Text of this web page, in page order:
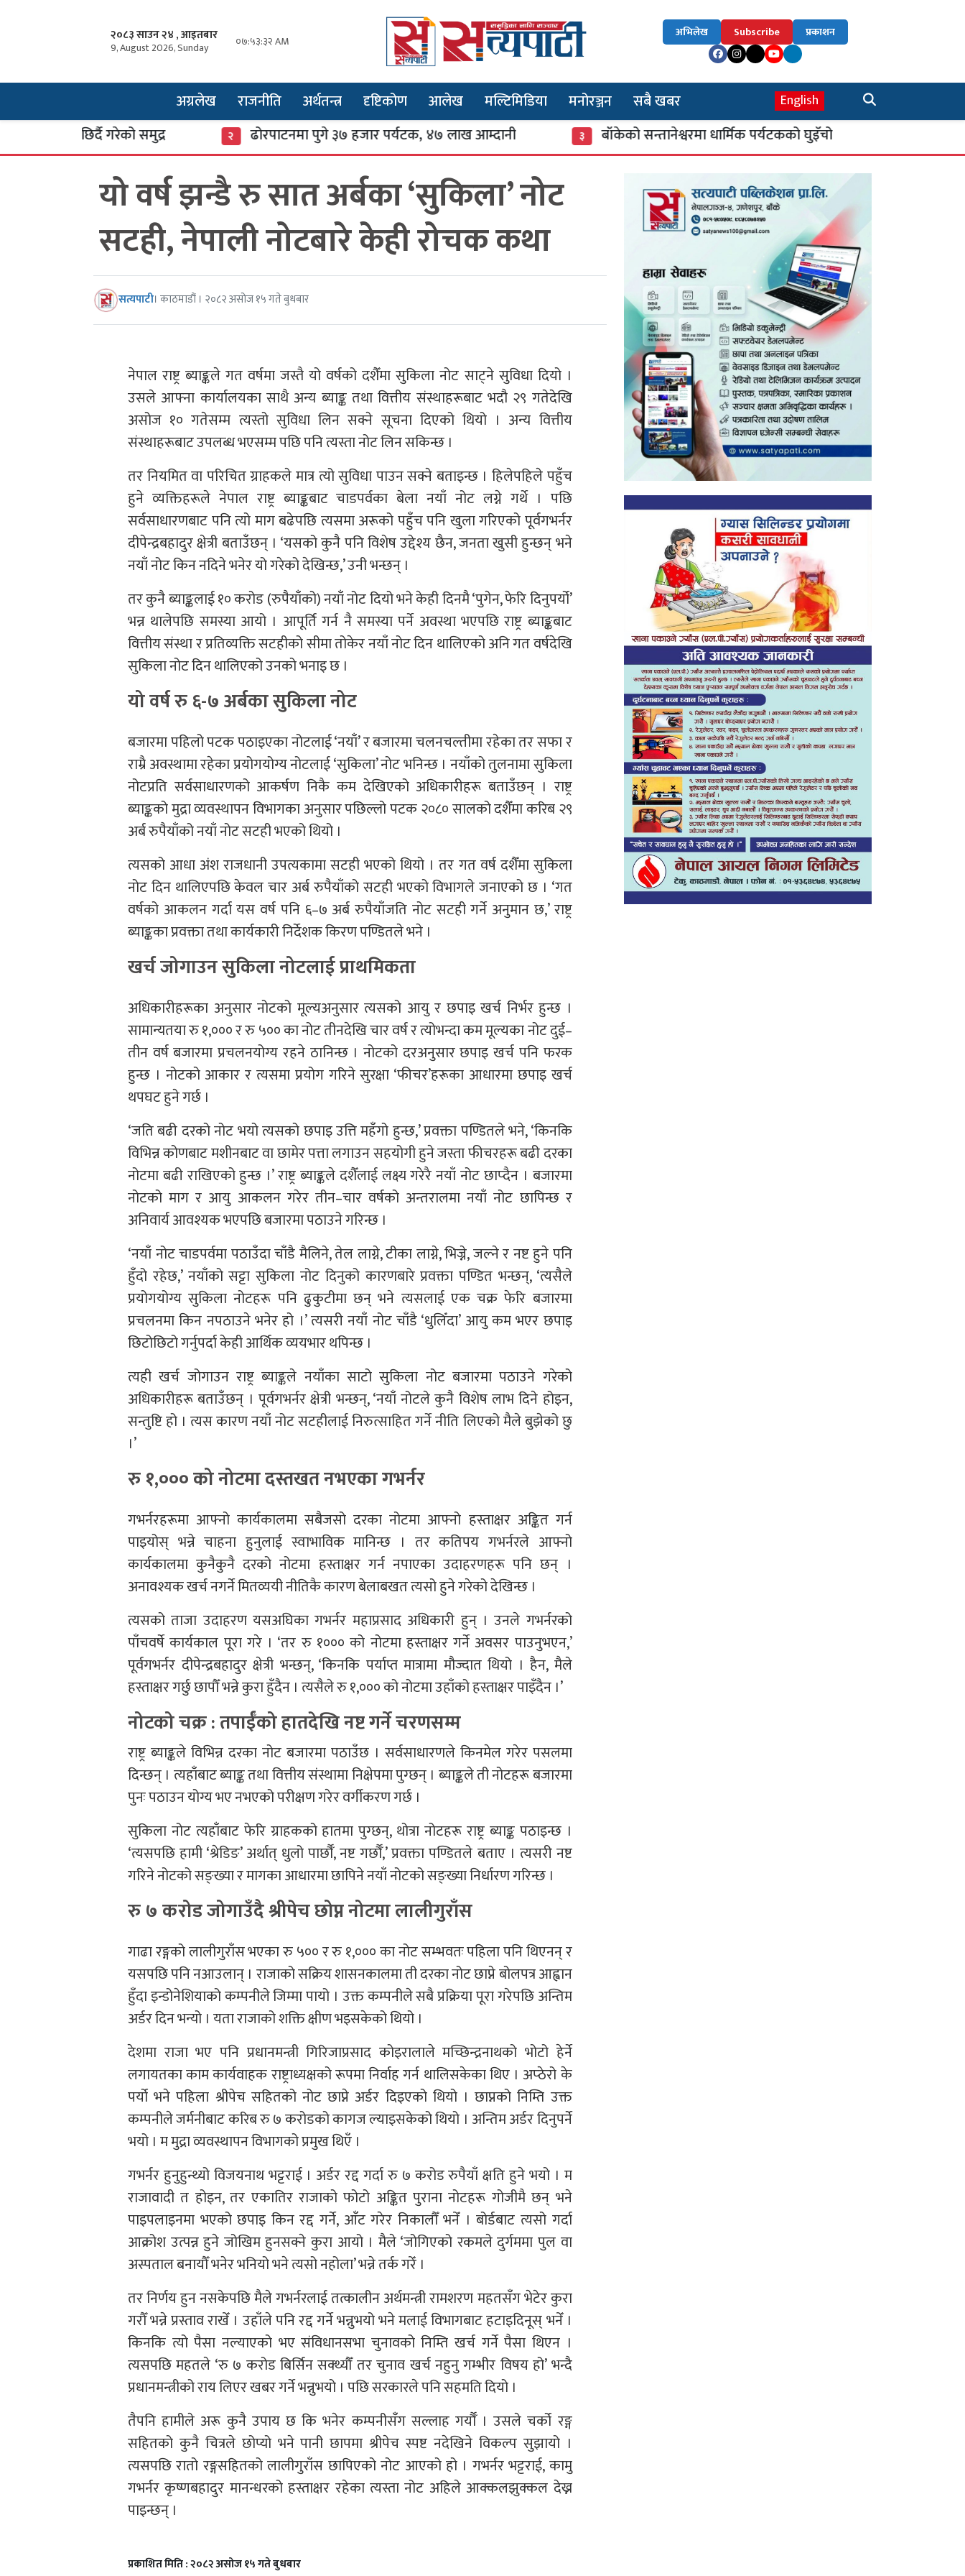
२०८३ साउन २४ , आइतबार
9, August 2026, Sunday ०७:५३:३३ AM
अभिलेख Subscribe प्रकाशन
अग्रलेख राजनीति अर्थतन्त्र दृष्टिकोण आलेख मल्टिमिडिया मनोरञ्जन सबै खबर English
छिर्दै गरेको समुद्र ढोरपाटनमा पुगे ३७ हजार पर्यटक, ४७ लाख आम्दानी बाँकेको सन्तानेश्वरमा धार्मिक पर्यटकको घुइँचो
यो वर्ष झन्डै रु सात अर्बका ‘सुकिला’ नोट
सटही, नेपाली नोटबारे केही रोचक कथा
सत्यपाटी। काठमाडौं । २०८२ असोज १५ गते बुधबार
नेपाल राष्ट्र ब्याङ्कले गत वर्षमा जस्तै यो वर्षको दशैँमा सुकिला नोट साट्ने सुविधा दियो ।
उसले आफ्ना कार्यालयका साथै अन्य ब्याङ्क तथा वित्तीय संस्थाहरूबाट भदौ २९ गतेदेखि
असोज १० गतेसम्म त्यस्तो सुविधा लिन सक्ने सूचना दिएको थियो । अन्य वित्तीय
संस्थाहरूबाट उपलब्ध भएसम्म पछि पनि त्यस्ता नोट लिन सकिन्छ ।
तर नियमित वा परिचित ग्राहकले मात्र त्यो सुविधा पाउन सक्ने बताइन्छ । हिलेपहिले पहुँच
हुने व्यक्तिहरूले नेपाल राष्ट्र ब्याङ्कबाट चाडपर्वका बेला नयाँ नोट लग्ने गर्थे । पछि
सर्वसाधारणबाट पनि त्यो माग बढेपछि त्यसमा अरूको पहुँच पनि खुला गरिएको पूर्वगभर्नर
दीपेन्द्रबहादुर क्षेत्री बताउँछन् । ‘यसको कुनै पनि विशेष उद्देश्य छैन, जनता खुसी हुन्छन् भने
नयाँ नोट किन नदिने भनेर यो गरेको देखिन्छ,’ उनी भन्छन् ।
तर कुनै ब्याङ्कलाई १० करोड (रुपैयाँको) नयाँ नोट दियो भने केही दिनमै ‘पुगेन, फेरि दिनुपर्यो’
भन्न थालेपछि समस्या आयो । आपूर्ति गर्न नै समस्या पर्ने अवस्था भएपछि राष्ट्र ब्याङ्कबाट
वित्तीय संस्था र प्रतिव्यक्ति सटहीको सीमा तोकेर नयाँ नोट दिन थालिएको अनि गत वर्षदेखि
सुकिला नोट दिन थालिएको उनको भनाइ छ ।
यो वर्ष रु ६-७ अर्बका सुकिला नोट
बजारमा पहिलो पटक पठाइएका नोटलाई ‘नयाँ’ र बजारमा चलनचल्तीमा रहेका तर सफा र
राम्रै अवस्थामा रहेका प्रयोगयोग्य नोटलाई ‘सुकिला’ नोट भनिन्छ । नयाँको तुलनामा सुकिला
नोटप्रति सर्वसाधारणको आकर्षण निकै कम देखिएको अधिकारीहरू बताउँछन् । राष्ट्र
ब्याङ्कको मुद्रा व्यवस्थापन विभागका अनुसार पछिल्लो पटक २०८० सालको दशैँमा करिब २९
अर्ब रुपैयाँको नयाँ नोट सटही भएको थियो ।
त्यसको आधा अंश राजधानी उपत्यकामा सटही भएको थियो । तर गत वर्ष दशैँमा सुकिला
नोट दिन थालिएपछि केवल चार अर्ब रुपैयाँको सटही भएको विभागले जनाएको छ । ‘गत
वर्षको आकलन गर्दा यस वर्ष पनि ६–७ अर्ब रुपैयाँजति नोट सटही गर्ने अनुमान छ,’ राष्ट्र
ब्याङ्कका प्रवक्ता तथा कार्यकारी निर्देशक किरण पण्डितले भने ।
खर्च जोगाउन सुकिला नोटलाई प्राथमिकता
अधिकारीहरूका अनुसार नोटको मूल्यअनुसार त्यसको आयु र छपाइ खर्च निर्भर हुन्छ ।
सामान्यतया रु १,००० र रु ५०० का नोट तीनदेखि चार वर्ष र त्योभन्दा कम मूल्यका नोट दुई–
तीन वर्ष बजारमा प्रचलनयोग्य रहने ठानिन्छ । नोटको दरअनुसार छपाइ खर्च पनि फरक
हुन्छ । नोटको आकार र त्यसमा प्रयोग गरिने सुरक्षा ‘फीचर’हरूका आधारमा छपाइ खर्च
थपघट हुने गर्छ ।
‘जति बढी दरको नोट भयो त्यसको छपाइ उत्ति महँगो हुन्छ,’ प्रवक्ता पण्डितले भने, ‘किनकि
विभिन्न कोणबाट मशीनबाट वा छामेर पत्ता लगाउन सहयोगी हुने जस्ता फीचरहरू बढी दरका
नोटमा बढी राखिएको हुन्छ ।’ राष्ट्र ब्याङ्कले दशैँलाई लक्ष्य गरेरै नयाँ नोट छाप्दैन । बजारमा
नोटको माग र आयु आकलन गरेर तीन–चार वर्षको अन्तरालमा नयाँ नोट छापिन्छ र
अनिवार्य आवश्यक भएपछि बजारमा पठाउने गरिन्छ ।
‘नयाँ नोट चाडपर्वमा पठाउँदा चाँडै मैलिने, तेल लाग्ने, टीका लाग्ने, भिज्ने, जल्ने र नष्ट हुने पनि
हुँदो रहेछ,’ नयाँको सट्टा सुकिला नोट दिनुको कारणबारे प्रवक्ता पण्डित भन्छन्, ‘त्यसैले
प्रयोगयोग्य सुकिला नोटहरू पनि ढुकुटीमा छन् भने त्यसलाई एक चक्र फेरि बजारमा
प्रचलनमा किन नपठाउने भनेर हो ।’ त्यसरी नयाँ नोट चाँडै ‘धुलिँदा’ आयु कम भएर छपाइ
छिटोछिटो गर्नुपर्दा केही आर्थिक व्ययभार थपिन्छ ।
त्यही खर्च जोगाउन राष्ट्र ब्याङ्कले नयाँका साटो सुकिला नोट बजारमा पठाउने गरेको
अधिकारीहरू बताउँछन् । पूर्वगभर्नर क्षेत्री भन्छन्, ‘नयाँ नोटले कुनै विशेष लाभ दिने होइन,
सन्तुष्टि हो । त्यस कारण नयाँ नोट सटहीलाई निरुत्साहित गर्ने नीति लिएको मैले बुझेको छु
।’
रु १,००० को नोटमा दस्तखत नभएका गभर्नर
गभर्नरहरूमा आफ्नो कार्यकालमा सबैजसो दरका नोटमा आफ्नो हस्ताक्षर अङ्कित गर्न
पाइयोस् भन्ने चाहना हुनुलाई स्वाभाविक मानिन्छ । तर कतिपय गभर्नरले आफ्नो
कार्यकालमा कुनैकुनै दरको नोटमा हस्ताक्षर गर्न नपाएका उदाहरणहरू पनि छन् ।
अनावश्यक खर्च नगर्ने मितव्ययी नीतिकै कारण बेलाबखत त्यसो हुने गरेको देखिन्छ ।
त्यसको ताजा उदाहरण यसअघिका गभर्नर महाप्रसाद अधिकारी हुन् । उनले गभर्नरको
पाँचवर्षे कार्यकाल पूरा गरे । ‘तर रु १००० को नोटमा हस्ताक्षर गर्ने अवसर पाउनुभएन,’
पूर्वगभर्नर दीपेन्द्रबहादुर क्षेत्री भन्छन्, ‘किनकि पर्याप्त मात्रामा मौज्दात थियो । हैन, मैले
हस्ताक्षर गर्छु छापौँ भन्ने कुरा हुँदैन । त्यसैले रु १,००० को नोटमा उहाँको हस्ताक्षर पाइँदैन ।’
नोटको चक्र : तपाईँको हातदेखि नष्ट गर्ने चरणसम्म
राष्ट्र ब्याङ्कले विभिन्न दरका नोट बजारमा पठाउँछ । सर्वसाधारणले किनमेल गरेर पसलमा
दिन्छन् । त्यहाँबाट ब्याङ्क तथा वित्तीय संस्थामा निक्षेपमा पुग्छन् । ब्याङ्कले ती नोटहरू बजारमा
पुनः पठाउन योग्य भए नभएको परीक्षण गरेर वर्गीकरण गर्छ ।
सुकिला नोट त्यहाँबाट फेरि ग्राहकको हातमा पुग्छन्, थोत्रा नोटहरू राष्ट्र ब्याङ्क पठाइन्छ ।
‘त्यसपछि हामी ‘श्रेडिङ’ अर्थात् धुलो पार्छौँ, नष्ट गर्छौँ,’ प्रवक्ता पण्डितले बताए । त्यसरी नष्ट
गरिने नोटको सङ्ख्या र मागका आधारमा छापिने नयाँ नोटको सङ्ख्या निर्धारण गरिन्छ ।
रु ७ करोड जोगाउँदै श्रीपेच छोप्न नोटमा लालीगुराँस
गाढा रङ्गको लालीगुराँस भएका रु ५०० र रु १,००० का नोट सम्भवतः पहिला पनि थिएनन् र
यसपछि पनि नआउलान् । राजाको सक्रिय शासनकालमा ती दरका नोट छाप्ने बोलपत्र आह्वान
हुँदा इन्डोनेशियाको कम्पनीले जिम्मा पायो । उक्त कम्पनीले सबै प्रक्रिया पूरा गरेपछि अन्तिम
अर्डर दिन भन्यो । यता राजाको शक्ति क्षीण भइसकेको थियो ।
देशमा राजा भए पनि प्रधानमन्त्री गिरिजाप्रसाद कोइरालाले मच्छिन्द्रनाथको भोटो हेर्ने
लगायतका काम कार्यवाहक राष्ट्राध्यक्षको रूपमा निर्वाह गर्न थालिसकेका थिए । अप्ठेरो के
पर्यो भने पहिला श्रीपेच सहितको नोट छाप्ने अर्डर दिइएको थियो । छाप्नको निम्ति उक्त
कम्पनीले जर्मनीबाट करिब रु ७ करोडको कागज ल्याइसकेको थियो । अन्तिम अर्डर दिनुपर्ने
भयो । म मुद्रा व्यवस्थापन विभागको प्रमुख थिएँ ।
गभर्नर हुनुहुन्थ्यो विजयनाथ भट्टराई । अर्डर रद्द गर्दा रु ७ करोड रुपैयाँ क्षति हुने भयो । म
राजावादी त होइन, तर एकातिर राजाको फोटो अङ्कित पुराना नोटहरू गोजीमै छन् भने
पाइपलाइनमा भएको छपाइ किन रद्द गर्ने, आँट गरेर निकालौँ भनेँ । बोर्डबाट त्यसो गर्दा
आक्रोश उत्पन्न हुने जोखिम हुनसक्ने कुरा आयो । मैले ‘जोगिएको रकमले दुर्गममा पुल वा
अस्पताल बनायौँ भनेर भनियो भने त्यसो नहोला’ भन्ने तर्क गरेँ ।
तर निर्णय हुन नसकेपछि मैले गभर्नरलाई तत्कालीन अर्थमन्त्री रामशरण महतसँग भेटेर कुरा
गरौँ भन्ने प्रस्ताव राखेँ । उहाँले पनि रद्द गर्ने भन्नुभयो भने मलाई विभागबाट हटाइदिनूस् भनेँ ।
किनकि त्यो पैसा नल्याएको भए संविधानसभा चुनावको निम्ति खर्च गर्ने पैसा थिएन ।
त्यसपछि महतले ‘रु ७ करोड बिर्सिन सक्थ्यौँ तर चुनाव खर्च नहुनु गम्भीर विषय हो’ भन्दै
प्रधानमन्त्रीको राय लिएर खबर गर्ने भन्नुभयो । पछि सरकारले पनि सहमति दियो ।
तैपनि हामीले अरू कुनै उपाय छ कि भनेर कम्पनीसँग सल्लाह गर्यौँ । उसले चर्को रङ्ग
सहितको कुनै चित्रले छोप्यो भने पानी छापमा श्रीपेच स्पष्ट नदेखिने विकल्प सुझायो ।
त्यसपछि रातो रङ्गसहितको लालीगुराँस छापिएको नोट आएको हो । गभर्नर भट्टराई, कामु
गभर्नर कृष्णबहादुर मानन्धरको हस्ताक्षर रहेका त्यस्ता नोट अहिले आक्कलझुक्कल देख्न
पाइन्छन् ।
प्रकाशित मिति : २०८२ असोज १५ गते बुधबार